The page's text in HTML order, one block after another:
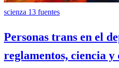
scienza 13 fuentes
Personas trans en el
reglamentos, ciencia y